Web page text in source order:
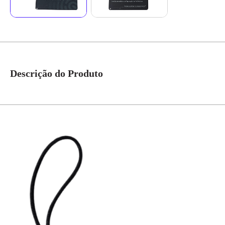
Descrição do Produto